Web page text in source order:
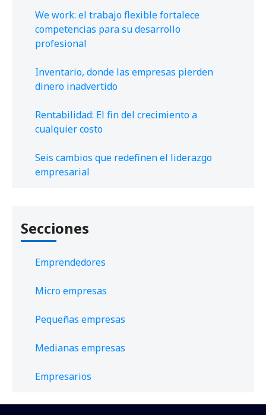
We work: el trabajo flexible fortalece
competencias para su desarrollo
profesional
Inventario, donde las empresas pierden
dinero inadvertido
Rentabilidad: El fin del crecimiento a
cualquier costo
Seis cambios que redefinen el liderazgo
empresarial
Secciones
Emprendedores
Micro empresas
Pequeñas empresas
Medianas empresas
Empresarios